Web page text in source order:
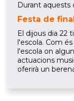
Durant aquests
Festa de
El dijous dia 22
l'escola. Com
l'escola on
actuacions
oferirà un